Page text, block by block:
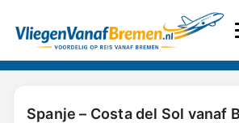
Spanje – Costa del Sol vanaf